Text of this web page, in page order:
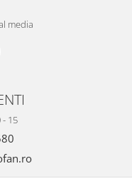
media
15